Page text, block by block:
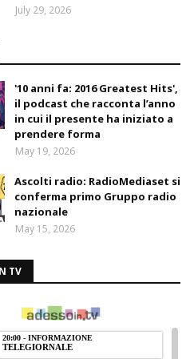
July 29, 2026
'10 anni fa: 2016 Greatest Hits',
il podcast che racconta l’anno
in cui il presente ha iniziato a
prendere forma
May 19, 2026
Ascolti radio: RadioMediaset si
conferma primo Gruppo radio
nazionale
May 15, 2026
TV